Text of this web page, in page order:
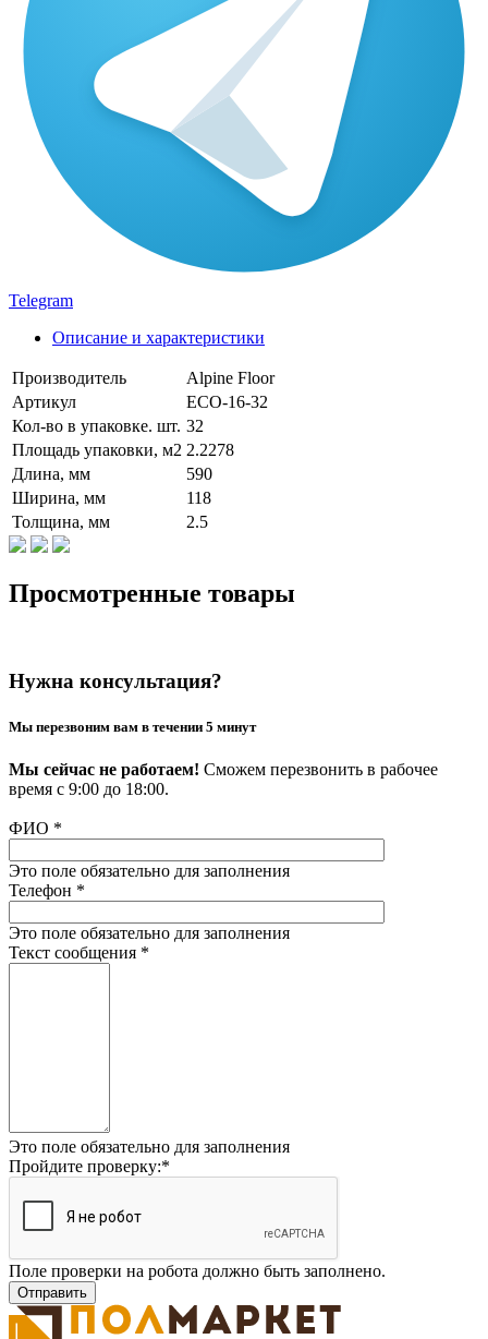
Telegram
Описание и характеристики
Производитель
Alpine Floor
Артикул
ECO-16-32
Кол-во в упаковке. шт. 32
Площадь упаковки, м2 2.2278
Длина, мм
590
Ширина, мм
118
Толщина, мм
2.5
Просмотренные товары
Нужна консультация?
Мы перезвоним вам в течении 5 минут
Мы сейчас не работаем! Сможем перезвонить в рабочее
время с 9:00 до 18:00.
ФИО *
Это поле обязательно для заполнения
Телефон *
Это поле обязательно для заполнения
Текст сообщения *
Это поле обязательно для заполнения
Пройдите проверку:*
Поле проверки на робота должно быть заполнено.